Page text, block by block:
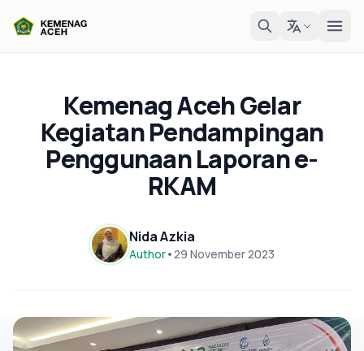
Kemenag Aceh Gelar
Kegiatan Pendampingan
Penggunaan Laporan e-
RKAM
Nida Azkia
Author•29 November 2023